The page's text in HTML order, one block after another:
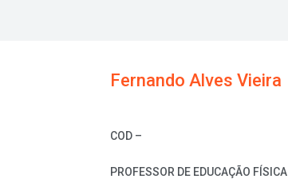
Fernando Alves Vieira
COD –
PROFESSOR DE EDUCAÇÃO FÍSICA